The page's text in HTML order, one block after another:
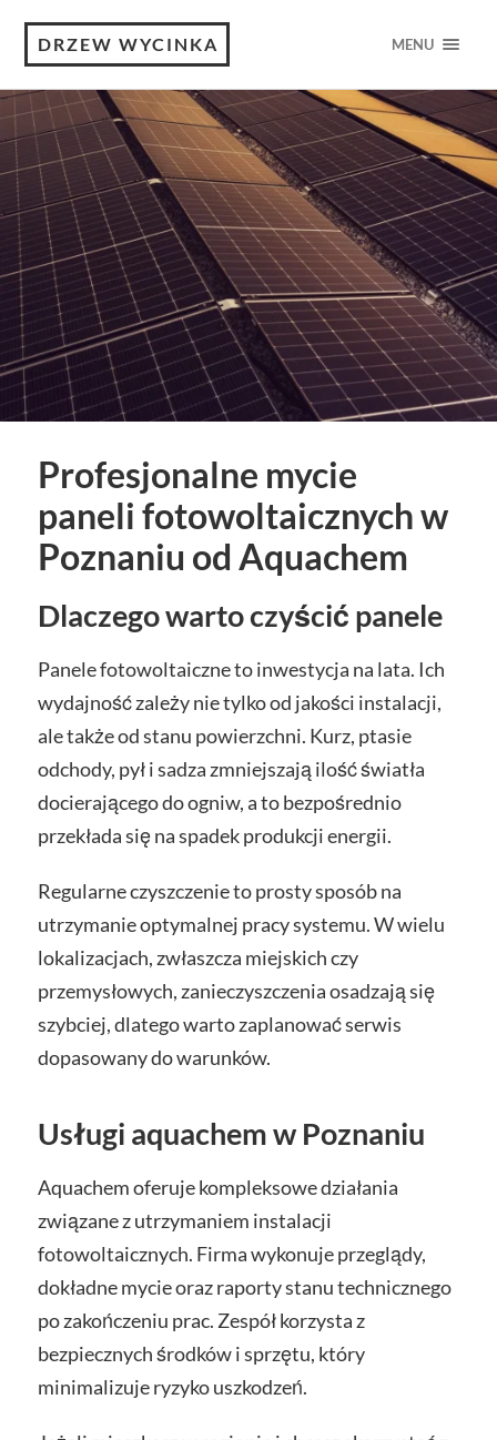
DRZEW WYCINKA MENU
Profesjonalne mycie
paneli fotowoltaicznych w
Poznaniu od Aquachem
Dlaczego warto czyścić panele
Panele fotowoltaiczne to inwestycja na lata. Ich
wydajność zależy nie tylko od jakości instalacji,
ale także od stanu powierzchni. Kurz, ptasie
odchody, pył i sadza zmniejszają ilość światła
docierającego do ogniw, a to bezpośrednio
przekłada się na spadek produkcji energii.
Regularne czyszczenie to prosty sposób na
utrzymanie optymalnej pracy systemu. W wielu
lokalizacjach, zwłaszcza miejskich czy
przemysłowych, zanieczyszczenia osadzają się
szybciej, dlatego warto zaplanować serwis
dopasowany do warunków.
Usługi aquachem w Poznaniu
Aquachem oferuje kompleksowe działania
związane z utrzymaniem instalacji
fotowoltaicznych. Firma wykonuje przeglądy,
dokładne mycie oraz raporty stanu technicznego
po zakończeniu prac. Zespół korzysta z
bezpiecznych środków i sprzętu, który
minimalizuje ryzyko uszkodzeń.